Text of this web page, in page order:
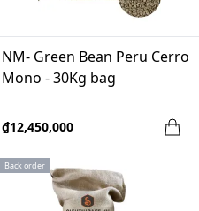
NM- Green Bean Peru Cerro
Mono - 30Kg bag
₫12,450,000
Back order